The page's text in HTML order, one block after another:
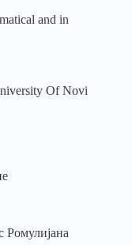
and in
Of Novi